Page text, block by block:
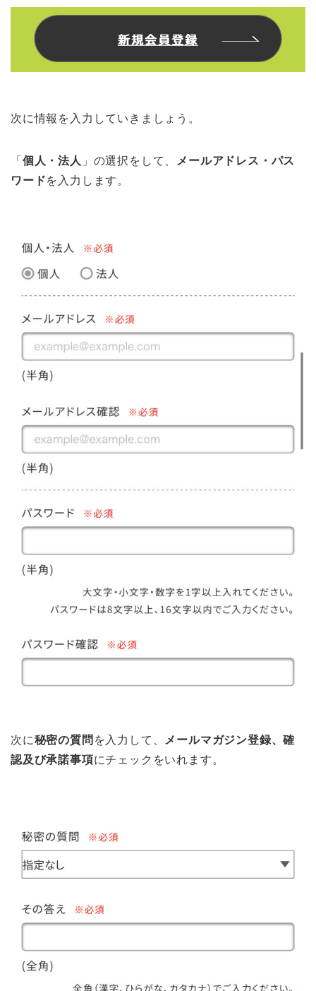
次に情報を入力していきましょう。
「 個人・法人 」の選択をして、
メールアドレス・パス
ワードを入力します。
次に秘密の質問 を入力して、
メールマガジン登録、確
認及び承諾事項にチェックをいれます。